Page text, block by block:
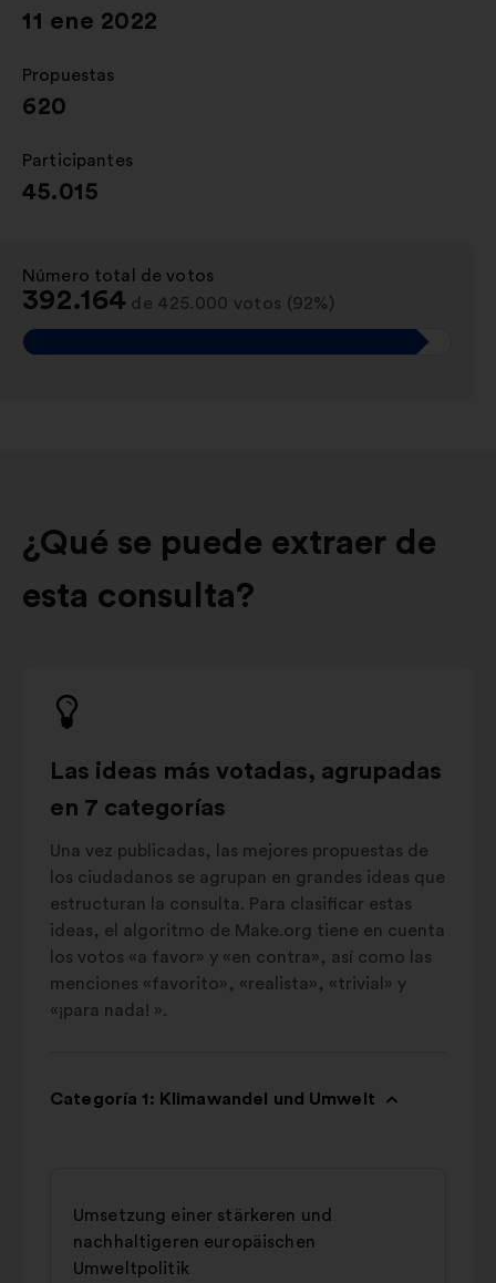
pestaña
11 ene 2022
Propuestas
:
620
Participantes
:
45.015
Número total de votos
:
392.164 de 425.000 votos (92%)
¿Qué se puede extraer de
esta consulta?
Las ideas más votadas, agrupadas
en 7 categorías
Una vez publicadas, las mejores propuestas de
los ciudadanos se agrupan en grandes ideas que
estructuran la consulta. Para clasificar estas
ideas, el algoritmo de Make.org tiene en cuenta
los votos «a favor» y «en contra», así como las
menciones «favorito», «realista», «trivial» y
«¡para nada! ».
Categoría 1: Klimawandel und Umwelt
Umsetzung einer stärkeren und
nachhaltigeren europäischen
Umweltpolitik